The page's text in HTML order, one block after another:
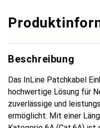
Beschreibung
Das InLine Patchkabel
hochwertige Lösung für
zuverlässige und
ermöglicht. Mit einer